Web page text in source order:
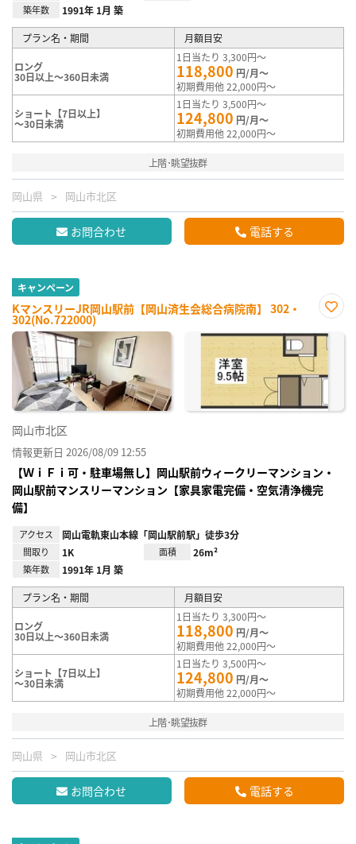
築年数 1991年 1月 築
プラン名・期間 月額目安
ロング
30日以上～360日未満
1日当たり 3,300円～
118,800 円/月～
初期費用他 22,000円～
ショート【7日以上】
～30日未満
1日当たり 3,500円～
124,800 円/月～
初期費用他 22,000円～
上階･眺望抜群
岡山県 岡山市北区
お問合わせ 電話する
キャンペーン
KマンスリーJR岡山駅前【岡山済生会総合病院南】 302・
302(No.722000)
に入
り登
岡山市北区
情報更新日 2026/08/09 12:55
【ＷｉＦｉ可・駐車場無し】岡山駅前ウィークリーマンション・
岡山駅前マンスリーマンション【家具家電完備・空気清浄機完
備】
アクセス 岡山電軌東山本線「岡山駅前駅」徒歩3分
間取り 1K 面積 26m²
築年数 1991年 1月 築
プラン名・期間 月額目安
ロング
30日以上～360日未満
1日当たり 3,300円～
118,800 円/月～
初期費用他 22,000円～
ショート【7日以上】
～30日未満
1日当たり 3,500円～
124,800 円/月～
初期費用他 22,000円～
上階･眺望抜群
岡山県 岡山市北区
お問合わせ 電話する